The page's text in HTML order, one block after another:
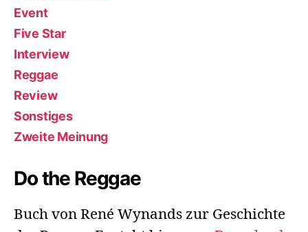
Event
Five Star
Interview
Reggae
Review
Sonstiges
Zweite Meinung
Do the Reggae
Buch von René Wynands zur Geschichte